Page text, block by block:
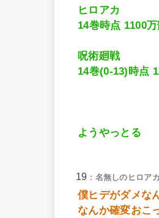
ヒロアカ
14巻時点 1100
呪術廻戦
14巻(0-13)時点
ようやっとる
19 : 名無しのヒロア
僕ヒデがダメな
なんか確変おこ